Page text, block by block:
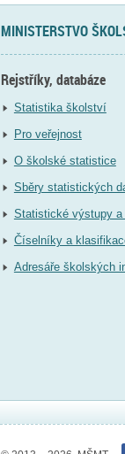
MINISTERSTVO
Rejstříky, databáze
Statistika školství
Pro veřejnost
O školské statistice
Sběry statistických
Statistické výstupy a
Číselníky a
Adresáře školských